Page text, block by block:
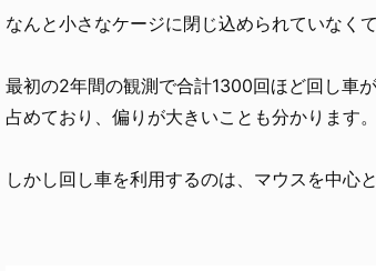
なんと小さなケージに閉じ込められていなく
最初の2年間の観測で合計1300回ほど回し車
占めており、偏りが大きいことも分かります。
しかし回し車を利用するのは、マウスを中心